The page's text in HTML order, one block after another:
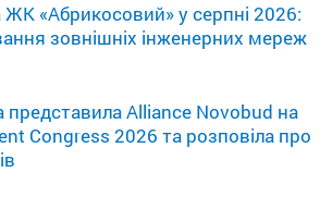
ЖК «Абрикосовий» у серпні 2026:
зовнішніх інженерних мереж
представила Alliance Novobud на
Congress 2026 та розповіла про